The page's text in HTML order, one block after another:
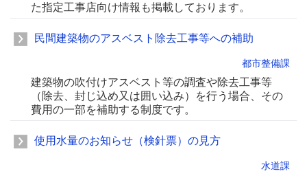
た指定工事店向け情報も掲載しております。
民間建築物のアスベスト除去工事等への補助
都市整備課
建築物の吹付けアスベスト等の調査や除去工事等
（除去、封じ込め又は囲い込み）を行う場合、その
費用の一部を補助する制度です。
使用水量のお知らせ（検針票）の見方
水道課